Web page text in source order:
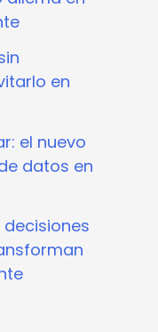
en
el nuevo
datos en